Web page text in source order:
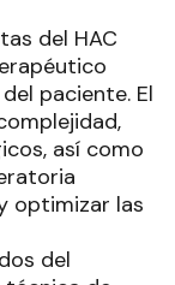
del HAC
paciente. El
así como
optimizar las
del